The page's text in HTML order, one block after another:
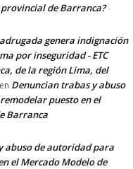
de Barranca?
genera indignación
por inseguridad - ETC
de la región Lima, del
en Denuncian trabas y abuso
puesto en el
Barranca
abuso de autoridad para
el Mercado Modelo de